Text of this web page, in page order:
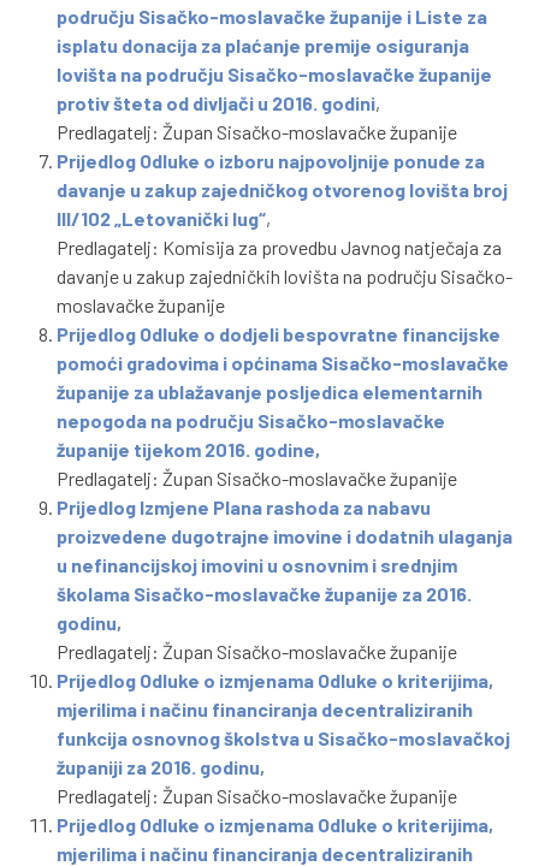
području Sisačko-moslavačke županije i Liste za
isplatu donacija za plaćanje premije osiguranja
lovišta na području Sisačko-moslavačke županije
protiv šteta od divljači u 2016. godini,
Predlagatelj: Župan Sisačko-moslavačke županije
Prijedlog Odluke o izboru najpovoljnije ponude za
davanje u zakup zajedničkog otvorenog lovišta broj
III/102 „Letovanički lug“,
Predlagatelj: Komisija za provedbu Javnog natječaja za
davanje u zakup zajedničkih lovišta na području Sisačko-
moslavačke županije
Prijedlog Odluke o dodjeli bespovratne financijske
pomoći gradovima i općinama Sisačko-moslavačke
županije za ublažavanje posljedica elementarnih
nepogoda na području Sisačko-moslavačke
županije tijekom 2016. godine,
Predlagatelj: Župan Sisačko-moslavačke županije
Prijedlog Izmjene Plana rashoda za nabavu
proizvedene dugotrajne imovine i dodatnih ulaganja
u nefinancijskoj imovini u osnovnim i srednjim
školama Sisačko-moslavačke županije za 2016.
godinu,
Predlagatelj: Župan Sisačko-moslavačke županije
Prijedlog Odluke o izmjenama Odluke o kriterijima,
mjerilima i načinu financiranja decentraliziranih
funkcija osnovnog školstva u Sisačko-moslavačkoj
županiji za 2016. godinu,
Predlagatelj: Župan Sisačko-moslavačke županije
Prijedlog Odluke o izmjenama Odluke o kriterijima,
mjerilima i načinu financiranja decentraliziranih